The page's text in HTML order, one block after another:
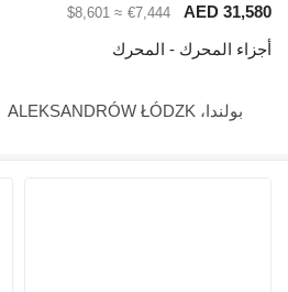
AED 31,580
€7,444
≈ $8,601
أجزاء المحرك - المحرك
بولندا، ALEKSANDRÓW ŁÓDZK